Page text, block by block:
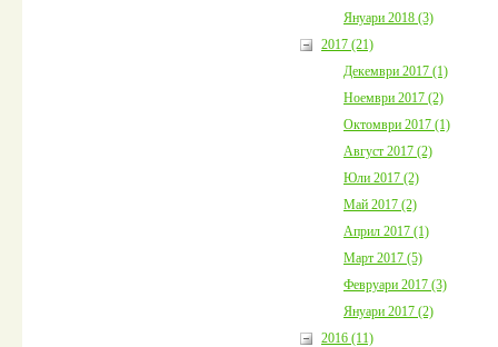
Януари 2018 (3)
2017 (21)
Декември 2017 (1)
Ноември 2017 (2)
Октомври 2017 (1)
Август 2017 (2)
Юли 2017 (2)
Май 2017 (2)
Април 2017 (1)
Март 2017 (5)
Февруари 2017 (3)
Януари 2017 (2)
2016 (11)